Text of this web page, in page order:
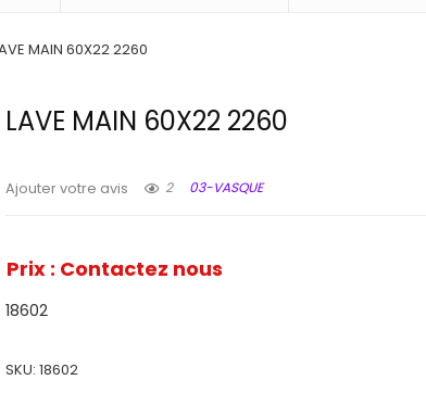
MAIN 60X22 2260
LAVE MAIN 60X22 2260
Ajouter votre avis 2 03-VASQUE
Prix : Contactez nous
18602
SKU:18602